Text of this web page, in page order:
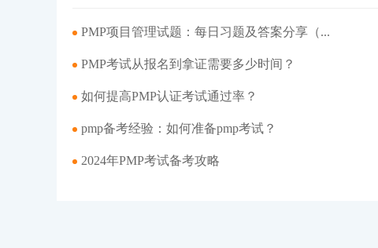
PMP项目管理试题：每日习题及答案分享（...
PMP考试从报名到拿证需要多少时间？
如何提高PMP认证考试通过率？
pmp备考经验：如何准备pmp考试？
2024年PMP考试备考攻略